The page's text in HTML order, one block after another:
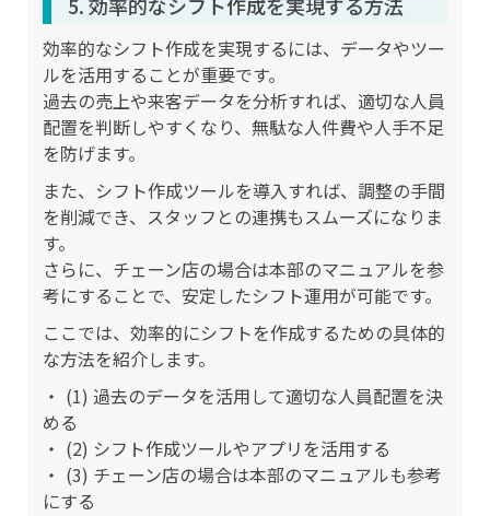
5. 効率的なシフト作成を実現する方法
効率的なシフト作成を実現するには、データやツー
ルを活用することが重要です。
過去の売上や来客データを分析すれば、適切な人員
配置を判断しやすくなり、無駄な人件費や人手不足
を防げます。
また、シフト作成ツールを導入すれば、調整の手間
を削減でき、スタッフとの連携もスムーズになりま
す。
さらに、チェーン店の場合は本部のマニュアルを参
考にすることで、安定したシフト運用が可能です。
ここでは、効率的にシフトを作成するための具体的
な方法を紹介します。
(1) 過去のデータを活用して適切な人員配置を決
める
(2) シフト作成ツールやアプリを活用する
(3) チェーン店の場合は本部のマニュアルも参考
にする